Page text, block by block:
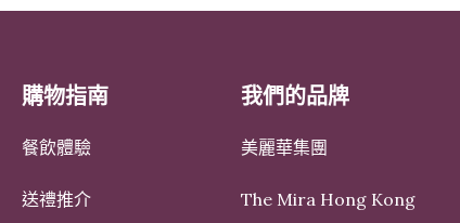
購物指南
餐飲體驗
送禮推介
我們的品牌
美麗華集團
The Mira Hong Kong